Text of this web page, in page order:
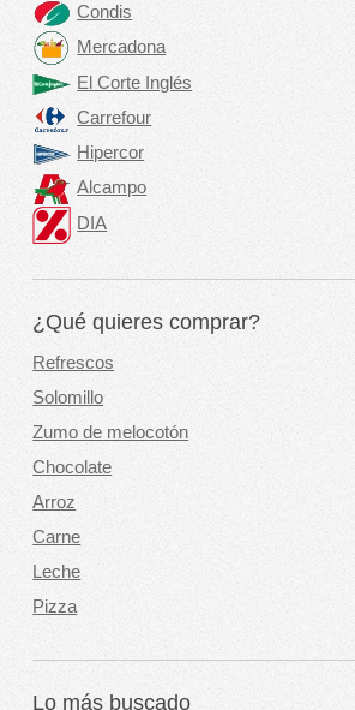
Condis
Mercadona
El Corte Inglés
Carrefour
Hipercor
Alcampo
DIA
¿Qué quieres comprar?
Refrescos
Solomillo
Zumo de melocotón
Chocolate
Arroz
Carne
Leche
Pizza
Lo más buscado